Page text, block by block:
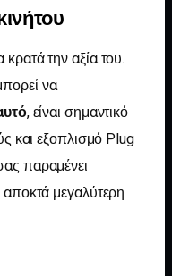
την αξία του.
να
, είναι σημαντικό
και εξοπλισμό Plug
παραμένει
αποκτά μεγαλύτερη